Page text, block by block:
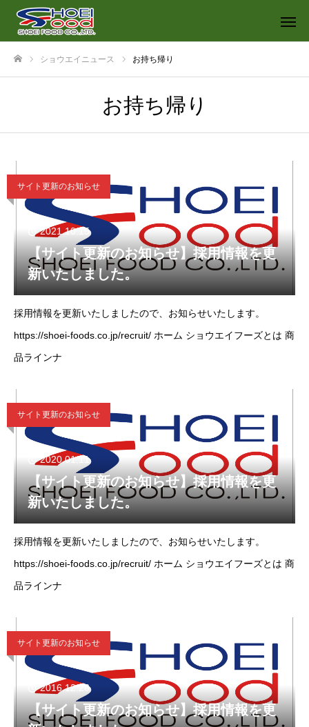
ショウエイニュース お持ち帰り
お持ち帰り
サイト更新のお知らせ
2021.10.15
【サイト更新のお知らせ】採用情報を更
新いたしました。
採用情報を更新いたしましたので、お知らせいたします。
https://shoei-foods.co.jp/recruit/ ホーム ショウエイフーズとは 商
品ラインナ
サイト更新のお知らせ
2020.01.11
【サイト更新のお知らせ】採用情報を更
新いたしました。
採用情報を更新いたしましたので、お知らせいたします。
https://shoei-foods.co.jp/recruit/ ホーム ショウエイフーズとは 商
品ラインナ
サイト更新のお知らせ
2016.12.26
【サイト更新のお知らせ】採用情報を更